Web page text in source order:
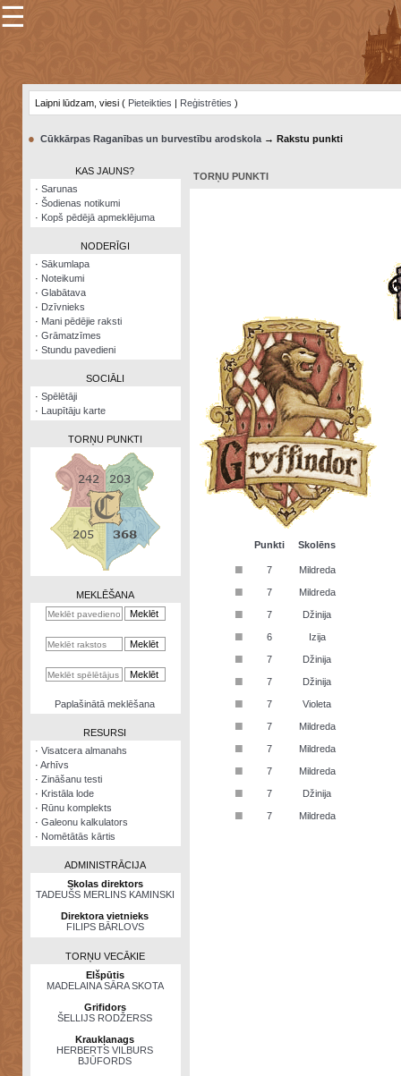
×
Šodienas
notikumi
Visatcera
almanahs
Arhīvs
Zināšanu
kalkulators
Nomētātās
☰
Laipni lūdzam, viesi ( Pieteikties | Reģistrēties )
● Cūkkārpas Raganības un burvestību arodskola → Rakstu punkti
KAS JAUNS?
·Sarunas
·Šodienas notikumi
· Kopš pēdējā apmeklējuma
NODERĪGI
·Sākumlapa
· Noteikumi
·Glabātava
· Dzīvnieks
· Mani pēdējie raksti
·Grāmatzīmes
·Stundu pavedieni
SOCIĀLI
·Spēlētāji
· Laupītāju karte
TORŅU PUNKTI
MEKLĒŠANA
Paplašinātā meklēšana
RESURSI
·Visatcera almanahs
·Arhīvs
·Zināšanu testi
· Kristāla lode
· Rūnu komplekts
·Galeonu kalkulators
· Nomētātās kārtis
ADMINISTRĀCIJA
Skolas direktors
TADEUŠS MERLINS KAMINSKI
Direktora vietnieks
FILIPS BĀRLOVS
TORŅU VECĀKIE
Elšpūtis
MADELAINA SĀRA SKOTA
Grifidors
ŠELLIJS RODŽERSS
Kraukļanags
HERBERTS VILBURS
BJŪFORDS
TORŅU PUNKTI
Punkti Skolēns
■ 7 Mildreda
■ 7 Mildreda
■ 7 Džinija
■ 6 Izija
■ 7 Džinija
■ 7 Džinija
■ 7 Violeta
■ 7 Mildreda
■ 7 Mildreda
■ 7 Mildreda
■ 7 Džinija
■ 7 Mildreda